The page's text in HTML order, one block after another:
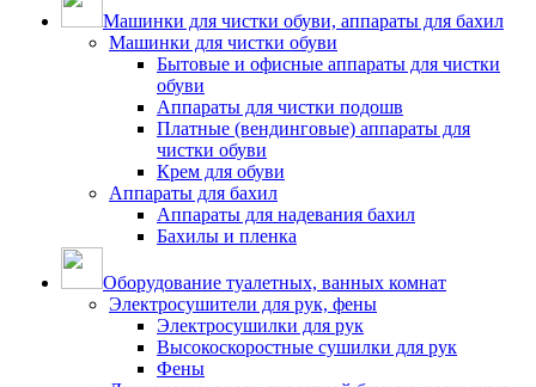
Машинки для чистки обуви, аппараты для бахил
Машинки для чистки обуви
Бытовые и офисные аппараты для чистки
обуви
Аппараты для чистки подошв
Платные (вендинговые) аппараты для
чистки обуви
Крем для обуви
Аппараты для бахил
Аппараты для надевания бахил
Бахилы и пленка
Оборудование туалетных, ванных комнат
Электросушители для рук, фены
Электросушилки для рук
Высокоскоростные сушилки для рук
Фены